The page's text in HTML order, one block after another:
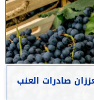
صادرات العنب